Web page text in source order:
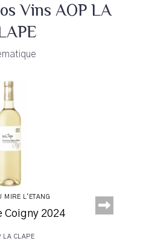
Vins AOP LA
MIRE L'ETANG
Coigny 2024
LA CLAPE